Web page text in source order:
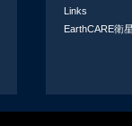
Links
EarthCARE衛